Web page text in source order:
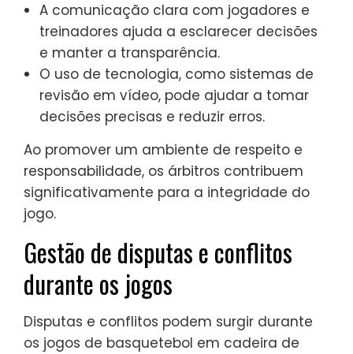
A comunicação clara com jogadores e
treinadores ajuda a esclarecer decisões
e manter a transparência.
O uso de tecnologia, como sistemas de
revisão em vídeo, pode ajudar a tomar
decisões precisas e reduzir erros.
Ao promover um ambiente de respeito e
responsabilidade, os árbitros contribuem
significativamente para a integridade do
jogo.
Gestão de disputas e conflitos
durante os jogos
Disputas e conflitos podem surgir durante
os jogos de basquetebol em cadeira de